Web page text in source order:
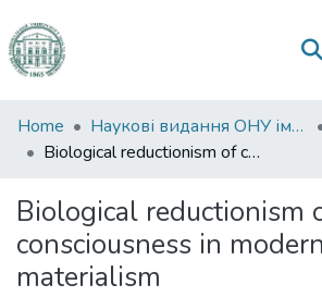
Communities
&
All of DSpace
Statistics
Home Наукові видання ОНУ імені І. І. Мечникова
Biological reductionism of consciousness in modern materialism
Biological reductionism
consciousness in modern
materialism